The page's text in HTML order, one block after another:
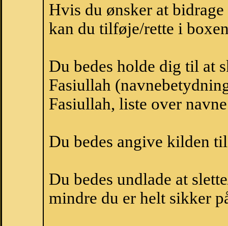
Hvis du ønsker at
kan du tilføje/rette i
Du bedes holde dig til at
Fasiullah
Fasiullah, liste over
Du bedes angive kilden
Du bedes undlade at
mindre du er helt sikker